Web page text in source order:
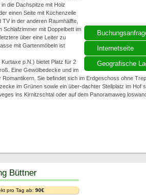
Internetseite
Geografische
die Dachspitze mit Holz
einen Seite mit Küchenzeile
in der anderen Raumhälfte,
Schlafzimmer mit Doppelbett im
über eine Leiter zu
mit Gartenmöbeln ist
p.N.) bietet Platz für 2
Eine Gewölbedecke und im
Sie befindet sich im Erdgeschoss ohne
im Grünen sowie ein über-dachter Stellplatz im Hof
ins Kirnitzschtal oder auf dem Panoramaweg
Büttner
pro Tag ab: 90€